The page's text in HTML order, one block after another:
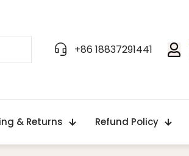
+86 18837291441
& Returns Refund Policy